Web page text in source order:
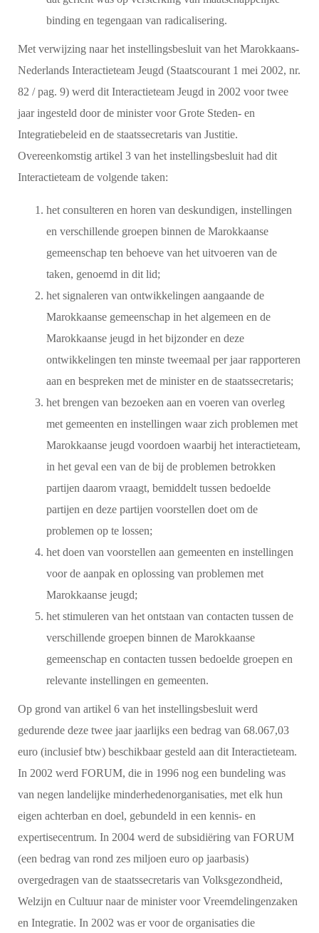
binding en tegengaan van radicalisering.
Met verwijzing naar het instellingsbesluit van het Marokkaans-
Nederlands Interactieteam Jeugd (Staatscourant 1 mei 2002, nr.
82 / pag. 9) werd dit Interactieteam Jeugd in 2002 voor twee
jaar ingesteld door de minister voor Grote Steden- en
Integratiebeleid en de staatssecretaris van Justitie.
Overeenkomstig artikel 3 van het instellingsbesluit had dit
Interactieteam de volgende taken:
het consulteren en horen van deskundigen, instellingen
en verschillende groepen binnen de Marokkaanse
gemeenschap ten behoeve van het uitvoeren van de
taken, genoemd in dit lid;
het signaleren van ontwikkelingen aangaande de
Marokkaanse gemeenschap in het algemeen en de
Marokkaanse jeugd in het bijzonder en deze
ontwikkelingen ten minste tweemaal per jaar rapporteren
aan en bespreken met de minister en de staatssecretaris;
het brengen van bezoeken aan en voeren van overleg
met gemeenten en instellingen waar zich problemen met
Marokkaanse jeugd voordoen waarbij het interactieteam,
in het geval een van de bij de problemen betrokken
partijen daarom vraagt, bemiddelt tussen bedoelde
partijen en deze partijen voorstellen doet om de
problemen op te lossen;
het doen van voorstellen aan gemeenten en instellingen
voor de aanpak en oplossing van problemen met
Marokkaanse jeugd;
het stimuleren van het ontstaan van contacten tussen de
verschillende groepen binnen de Marokkaanse
gemeenschap en contacten tussen bedoelde groepen en
relevante instellingen en gemeenten.
Op grond van artikel 6 van het instellingsbesluit werd
gedurende deze twee jaar jaarlijks een bedrag van 68.067,03
euro (inclusief btw) beschikbaar gesteld aan dit Interactieteam.
In 2002 werd FORUM, die in 1996 nog een bundeling was
van negen landelijke minderhedenorganisaties, met elk hun
eigen achterban en doel, gebundeld in een kennis- en
expertisecentrum. In 2004 werd de subsidiëring van FORUM
(een bedrag van rond zes miljoen euro op jaarbasis)
overgedragen van de staatssecretaris van Volksgezondheid,
Welzijn en Cultuur naar de minister voor Vreemdelingenzaken
en Integratie. In 2002 was er voor de organisaties die